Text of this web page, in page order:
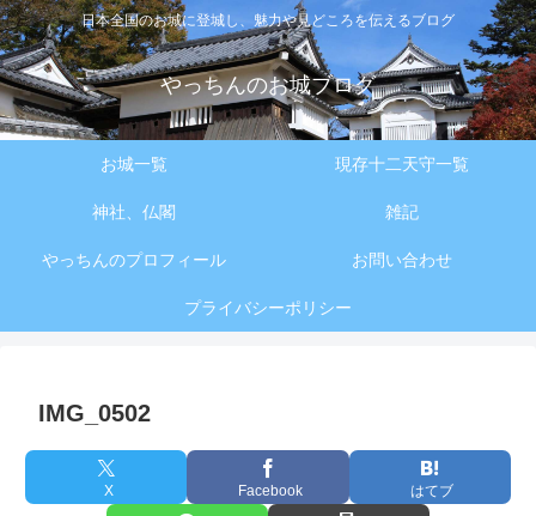
日本全国のお城に登城し、魅力や見どころを伝えるブログ
やっちんのお城ブログ
お城一覧 現存十二天守一覧
神社、仏閣 雑記
やっちんのプロフィール お問い合わせ
プライバシーポリシー
IMG_0502
X Facebook はてブ